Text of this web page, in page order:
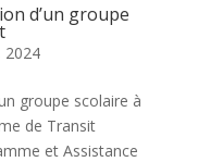
d’un groupe
2024
groupe scolaire à
de Transit
et Assistance